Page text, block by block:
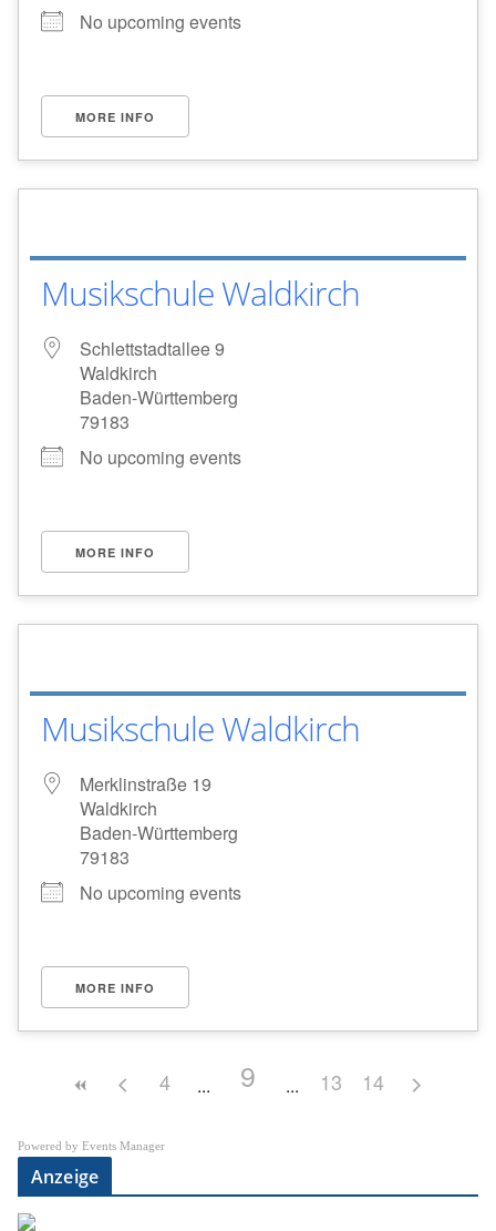
No upcoming events
MORE INFO
Musikschule Waldkirch
Schlettstadtallee 9
Waldkirch
Baden-Württemberg
79183
No upcoming events
MORE INFO
Musikschule Waldkirch
Merklinstraße 19
Waldkirch
Baden-Württemberg
79183
No upcoming events
MORE INFO
4 9 13 14
Powered by Events Manager
Anzeige